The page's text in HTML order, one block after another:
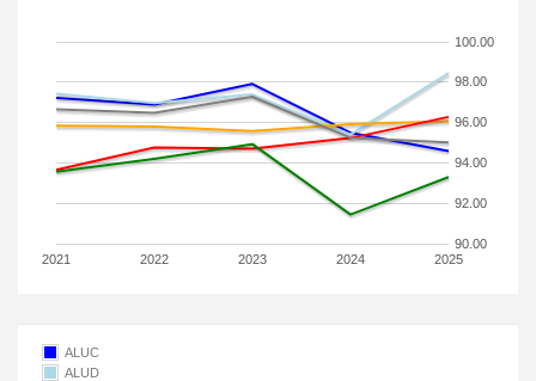
2021 2022 2023 2024 2025
90.00
92.00
94.00
96.00
98.00
100.00
ALUC
ALUD